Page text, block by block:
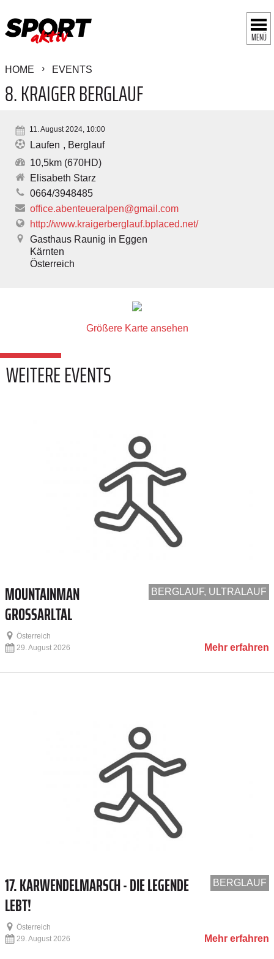
MENÜ
HOME EVENTS
8. KRAIGER BERGLAUF
11. August 2024, 10:00
Laufen
Berglauf
10,5km (670HD)
Elisabeth Starz
0664/3948485
office.abenteueralpen@gmail.com
http://www.kraigerberglauf.bplaced.net/
Gasthaus Raunig in Eggen
Kärnten
Österreich
Größere Karte ansehen
WEITERE EVENTS
BERGLAUF, ULTRALAUF
MOUNTAINMAN
GROSSARLTAL
Österreich
Mehr erfahren
29. August 2026
BERGLAUF
17. KARWENDELMARSCH - DIE LEGENDE
LEBT!
Österreich
Mehr erfahren
29. August 2026